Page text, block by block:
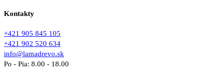
Kontakty
+421 905 845 105
+421 902 520 634
info@lamadrevo.sk
Po - Pia: 8.00 - 18.00